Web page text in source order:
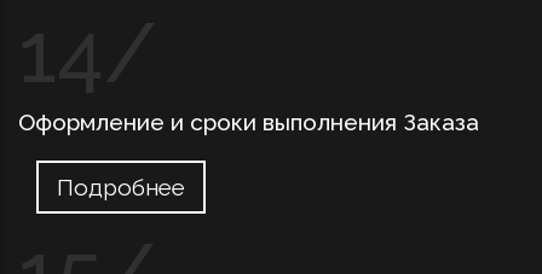
Оформление и сроки выполнения Заказа
Подробнее